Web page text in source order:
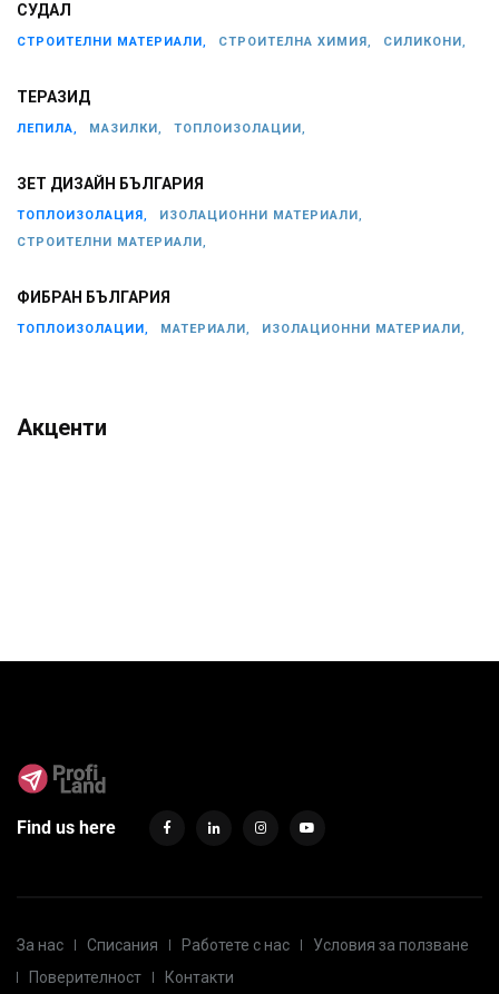
СУДАЛ
СТРОИТЕЛНИ МАТЕРИАЛИ, СТРОИТЕЛНА ХИМИЯ, СИЛИКОНИ,
ТЕРАЗИД
ЛЕПИЛА, МАЗИЛКИ, ТОПЛОИЗОЛАЦИИ,
ЗЕТ ДИЗАЙН БЪЛГАРИЯ
ТОПЛОИЗОЛАЦИЯ,
ИЗОЛАЦИОННИ МАТЕРИАЛИ,
СТРОИТЕЛНИ МАТЕРИАЛИ,
ФИБРАН БЪЛГАРИЯ
ТОПЛОИЗОЛАЦИИ, МАТЕРИАЛИ, ИЗОЛАЦИОННИ МАТЕРИАЛИ,
Акценти
Find us here
За нас Списания Работете с нас
Условия за ползване
Поверителност
Контакти